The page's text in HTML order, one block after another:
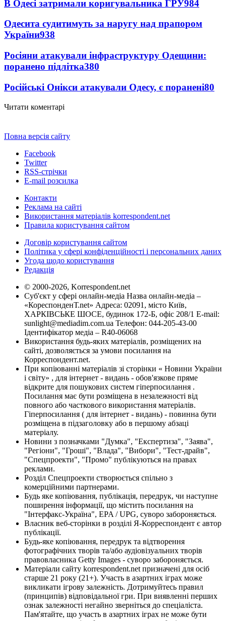
В Одесі затримали коригувальника ГРУ984
Одесита судитимуть за наругу над прапором
України938
Росіяни атакували інфраструктуру Одещини:
поранено підлітка380
Російські Онікси атакували Одесу, є поранені80
Читати коментарі
Повна версія сайту
Facebook
Twitter
RSS-стрічки
E-mail розсилка
Контакти
Реклама на сайті
Використання матеріалів korrespondent.net
Правила користування сайтом
Договір користування сайтом
Політика у сфері конфіденційності і персональних даних
Угода щодо користування
Редакція
© 2000-2026, Korrespondent.net
Суб'єкт у сфері онлайн-медіа Назва онлайн-медіа –
«КореспонденТ.net» Адреса: 02091, місто Київ,
ХАРКІВСЬКЕ ШОСЕ, будинок 172-Б, офіс 208/1 E-mail:
sunlight@mediadim.com.ua Телефон: 044-205-43-00
Ідентифікатор медіа – R40-06068
Використання будь-яких матеріалів, розміщених на
сайті, дозволяється за умови посилання на
Корреспондент.net.
При копіюванні матеріалів зі сторінки « Новини України
і світу» , для інтернет - видань - обов'язкове пряме
відкрите для пошукових систем гіперпосилання .
Посилання має бути розміщена в незалежності від
повного або часткового використання матеріалів.
Гіперпосилання ( для інтернет - видань) - повинна бути
розміщена в підзаголовку або в першому абзаці
матеріалу.
Новини з позначками "Думка", "Експертиза", "Заява",
"Регіони", "Гроші", "Влада", "Вибори", "Тест-драйв",
"Спецпроекти", "Промо" публікуються на правах
реклами.
Розділ Спецпроекти створюється спільно з
комерційними партнерами.
Будь яке копіювання, публікація, передрук, чи наступне
поширення інформації, що містить посилання на
"Інтерфакс-Україна", EPA / UPG, суворо забороняється.
Власник веб-сторінки в розділі Я-Корреспондент є автор
публікації.
Будь-яке копіювання, передрук та відтворення
фотографічних творів та/або аудіовізуальних творів
правовласника Getty Images - суворо забороняється.
Матеріали сайту korrespondent.net призначені для осіб
старше 21 року (21+). Участь в азартних іграх може
викликати ігрову залежність. Дотримуйтесь правил
(принципів) відповідальної гри. При виявленні перших
ознак залежності негайно зверніться до спеціаліста.
Пам'ятайте, що участь в азартних іграх не може бути